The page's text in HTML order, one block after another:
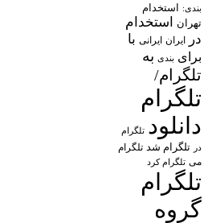
بندی: استخدام
تهران
استخدام
در
ایران ایرانی با
برای بندی به
تلگرام/
تلگرام
دانلود تلگرام
در تلگرام شد تلگرام
می تلگرام کرد
تلگرام
گروه